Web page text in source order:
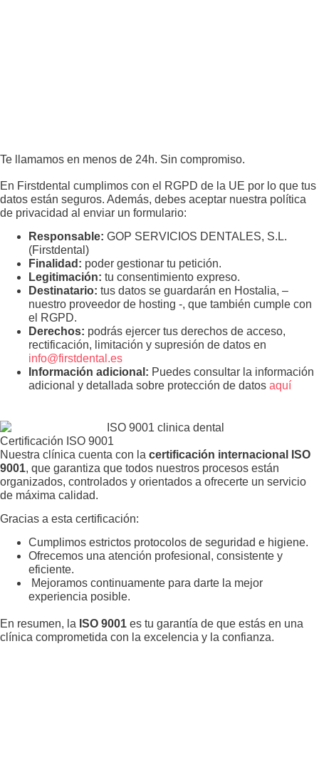
Te llamamos en menos de 24h. Sin compromiso.
En Firstdental cumplimos con el RGPD de la UE por lo que tus
datos están seguros. Además, debes aceptar nuestra política
de privacidad al enviar un formulario:
Responsable: GOP SERVICIOS DENTALES, S.L.
(Firstdental)
Finalidad: poder gestionar tu petición.
Legitimación: tu consentimiento expreso.
Destinatario: tus datos se guardarán en Hostalia, –
nuestro proveedor de hosting -, que también cumple con
el RGPD.
Derechos: podrás ejercer tus derechos de acceso,
rectificación, limitación y supresión de datos en
info@firstdental.es
Información adicional: Puedes consultar la información
adicional y detallada sobre protección de datos aquí
Certificación ISO 9001
Nuestra clínica cuenta con la certificación internacional ISO
9001, que garantiza que todos nuestros procesos están
organizados, controlados y orientados a ofrecerte un servicio
de máxima calidad.
Gracias a esta certificación:
Cumplimos estrictos protocolos de seguridad e higiene.
Ofrecemos una atención profesional, consistente y
eficiente.
Mejoramos continuamente para darte la mejor
experiencia posible.
En resumen, la ISO 9001 es tu garantía de que estás en una
clínica comprometida con la excelencia y la confianza.